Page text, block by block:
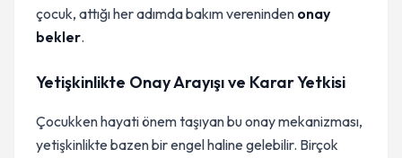
çocuk, attığı her adımda bakım vereninden onay
bekler.
Yetişkinlikte Onay Arayışı ve Karar Yetkisi
Çocukken hayati önem taşıyan bu onay mekanizması,
yetişkinlikte bazen bir engel haline gelebilir. Birçok